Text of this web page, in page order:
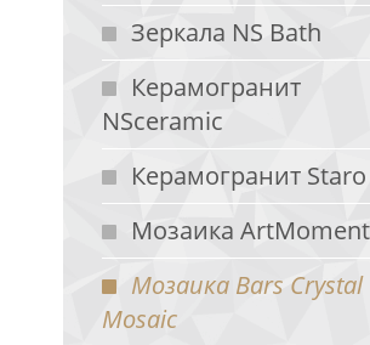
Зеркала NS Bath
Керамогранит
NSceramic
Керамогранит Staro
Мозаика ArtMoment
Мозаика Bars Crystal
Mosaic